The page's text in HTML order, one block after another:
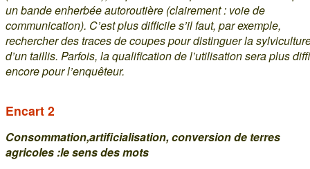
un bande enherbée autoroutière (clairement : voie de
communication). C’est plus difficile s’il faut, par exemple,
rechercher des traces de coupes pour distinguer la
d’un taillis. Parfois, la qualification de l’utilisation sera plus
encore pour l’enquêteur.
Encart 2
Consommation,artificialisation, conversion de terres
agricoles :le sens des mots